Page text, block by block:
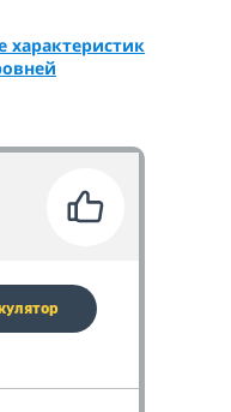
характеристик